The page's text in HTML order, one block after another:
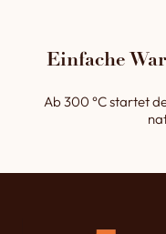
Einfache
Ab 300 °C startet